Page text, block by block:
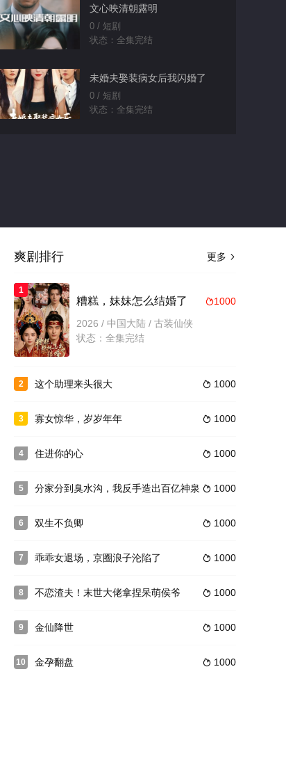
文心映清朝露明
0 / 短剧
状态：全集完结
未婚夫娶装病女后我闪婚了
0 / 短剧
状态：全集完结
穷
僚机
0 / 短剧
状态：已完结
状态：全集完结
聚
入宫觐见皇后，在琼华宴上以箫声
奇、白泽等上古凶兽，后与双生姐姐灵渊相认，逐步揭开万年
亲催婚，谁知壁纸男主许墨竟是母亲资助长大的优秀门生。为圆谎，
更多 
爽剧排行
1
1000
糟糕，妹妹怎么结婚了
2026 / 中国大陆 / 古装仙侠
状态：全集完结
2  1000
这个助理来头很大
3  1000
寡女惊华，岁岁年年
4  1000
住进你的心
5  1000
分家分到臭水沟，我反手造出百亿神泉
6  1000
双生不负卿
7  1000
乖乖女退场，京圈浪子沦陷了
8  1000
不恋渣夫！末世大佬拿捏呆萌侯爷
9  1000
金仙降世
10  1000
金孕翻盘